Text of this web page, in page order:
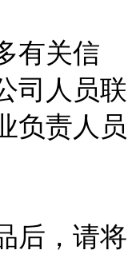
有关信
司人员联
负责人员
后，请将